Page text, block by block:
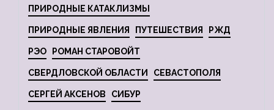
ПРИРОДНЫЕ КАТАКЛИЗМЫ
ПРИРОДНЫЕ ЯВЛЕНИЯ ПУТЕШЕСТВИЯ РЖД
РЭО РОМАН СТАРОВОЙТ
СВЕРДЛОВСКОЙ ОБЛАСТИ СЕВАСТОПОЛЯ
СЕРГЕЙ АКСЕНОВ СИБУР